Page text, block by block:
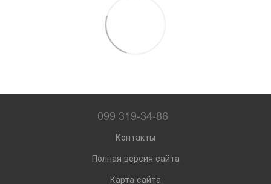
099 319-34-86
Контакты
Полная версия сайта
Карта сайта